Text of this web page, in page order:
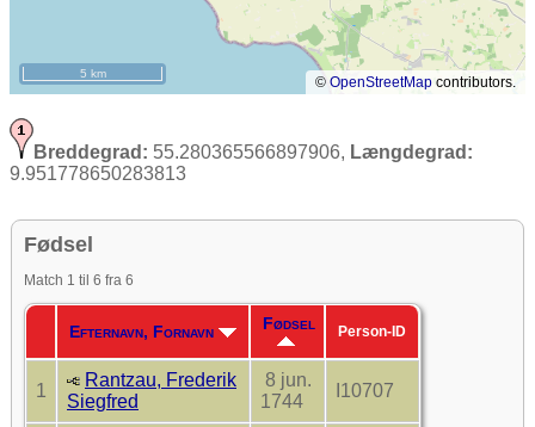
© OpenStreetMap contributors.
5 km
Breddegrad: 55.280365566897906, Længdegrad:
9.951778650283813
Fødsel
Match 1 til 6 fra 6
Efternavn, Fornavn Fødsel Person-ID
1
Rantzau, Frederik
Siegfred
8 jun.
1744
I10707